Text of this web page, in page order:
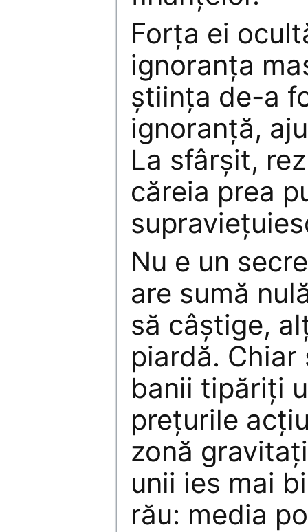
Forţa ei
ignoranţa
ştiinţa de-a
ignoranţă,
La sfârşit,
căreia prea
Nu e un
are sumă
să câştige,
piardă.
banii tipăriţi
preţurile
zonă
unii ies mai
rău: media